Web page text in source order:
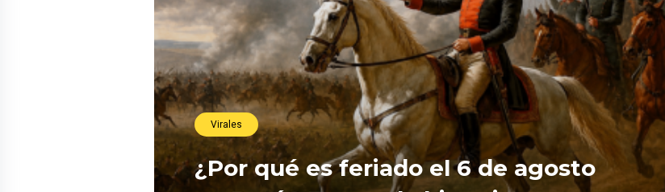
Virales
¿Por qué es feriado el 6 de agosto